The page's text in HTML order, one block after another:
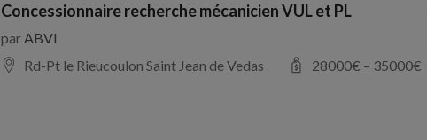
Concessionnaire recherche mécanicien VUL et PL
parABVI
Rd-Pt le Rieucoulon Saint Jean de Vedas
28000€ – 35000€